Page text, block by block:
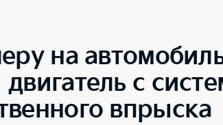
на
с
впрыска